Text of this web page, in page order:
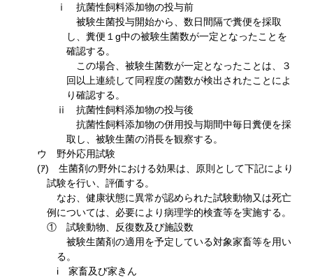
ⅰ 抗菌性飼料添加物の投与前
被験生菌投与開始から、数日間隔で糞便を採取
し、糞便１g中の被験生菌数が一定となったことを
確認する。
この場合、被験生菌数が一定となったことは、３
回以上連続して同程度の菌数が検出されたことによ
り確認する。
ⅱ 抗菌性飼料添加物の投与後
抗菌性飼料添加物の併用投与期間中毎日糞便を採
取し、被験生菌の消長を観察する。
ウ 野外応用試験
(ｱ) 生菌剤の野外における効果は、原則として下記により
試験を行い、評価する。
なお、健康状態に異常が認められた試験動物又は死亡
例については、必要により病理学的検査等を実施する。
① 試験動物、反復数及び施設数
被験生菌剤の適用を予定している対象家畜等を用い
る。
i 家畜及び家きん